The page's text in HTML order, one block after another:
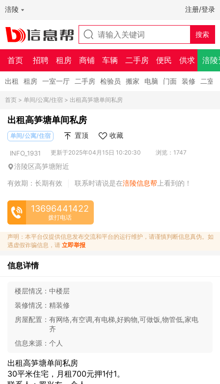
涪陵 注册/登录
首页 招聘 租房 商铺 车辆 二手房 便民 供求 涪陵
出租 租房 一室一厅 二手房 检验员 搬家 电脑 门面 装修 二室
首页 > 单间/公寓/住宿 > 出租高笋塘单间私房
出租高笋塘单间私房
单间/公寓/住宿 置顶 收藏
INFO_1931 更新于2025年04月15日 10:20:30 浏览：1747
涪陵区高笋塘附近
有效期：长期有效
联系时请说是在涪陵信息帮 上看到的！
13696441422
拨打电话
声明：本平台仅提供信息发布交流和平台的运行维护，请谨慎判断信息真伪。如
遇虚假诈骗信息，请 立即举报
信息详情
楼层情况： 中楼层
装修情况： 精装修
房屋配置： 有网络,有空调,有电梯,好购物,可做饭,物管低,家电
齐
信息来源： 个人
出租高笋塘单间私房
30平米住宅，月租700元押1付1。